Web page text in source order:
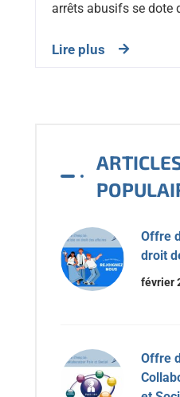
arrêts abusifs se dote
Lire plus
Offre
droit
février
Offre